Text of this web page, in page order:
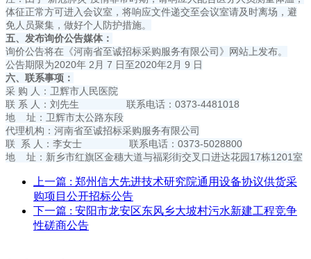
体征正常方可进入会议室，将响应文件递交至会议室请及时离场，避
免人员聚集，做好个人防护措施。
五、发布询价公告媒体：
询价公告将在《河南省至诚招标采购服务有限公司》网站上发布。
公告期限为2020年 2月 7 日至2020年2月 9 日
六、联系事项：
采 购 人：卫辉市人民医院
联 系 人：刘先生 联系电话：0373-4481018
地 址：卫辉市太公路东段
代理机构：河南省至诚招标采购服务有限公司
联 系 人：李女士 联系电话：0373-5028800
地 址：新乡市红旗区金穗大道与福彩街交叉口进达花园17栋1201室
上一篇 : 郑州信大先进技术研究院通用设备协议供货采
购项目公开招标公告
下一篇 : 安阳市龙安区东风乡大坡村污水新建工程竞争
性磋商公告